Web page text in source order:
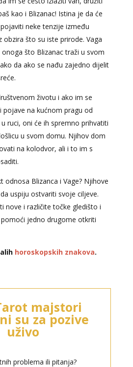
kao i Blizanac! Istina je da će
neke tenzije između
obzira što su iste prirode. Vaga
što Blizanac traži u svom
da ako se nađu zajedno dijelit
životu i ako im se
na kućnom pragu od
ruci, oni će ih spremno prihvatiti
u svom domu. Njihov dom
na kolodvor, ali i to im s
odnosa Blizanca i Vage? Njihove
uspiju ostvariti svoje ciljeve.
nove i različite točke gledišto i
jedno drugome otkriti
horoskopskih znakova.
majstori
su za pozive
uživo
problema ili pitanja?